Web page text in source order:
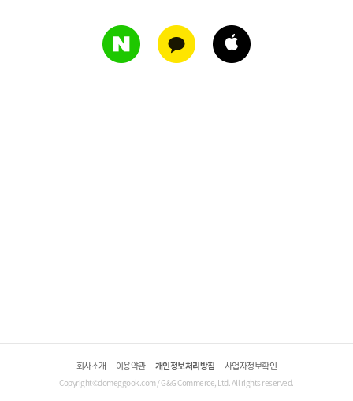
회사소개 이용약관 개인정보처리방침 사업자정보확인
Copyright©domeggook.com / G&G Commerce, Ltd. All rights reserved.